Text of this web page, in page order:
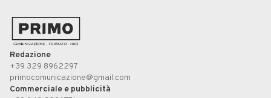
Redazione
+39 329 8962297
primocomunicazione@gmail.com
Commerciale e pubblicità